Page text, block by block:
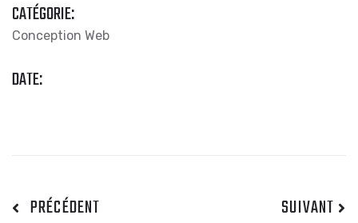
CATÉGORIE:
Conception Web
DATE:
PRÉCÉDENT SUIVANT